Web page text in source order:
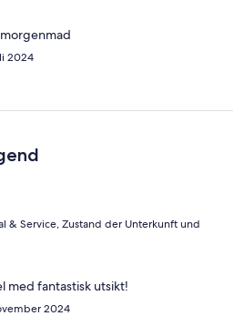
2024
& Service, Zustand der Unterkunft und
med fantastisk utsikt!
2024